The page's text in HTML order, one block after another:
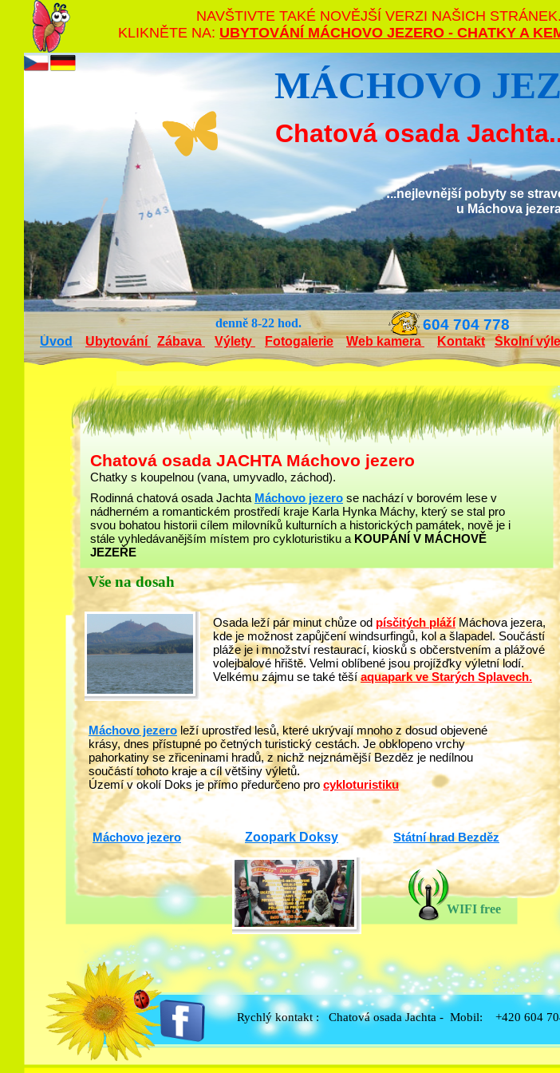
NAVŠTIVTE TAKÉ NOVĚJŠÍ VERZI NAŠICH STRÁNEK.
KLIKNĚTE NA: UBYTOVÁNÍ MÁCHOVO JEZERO - CHATKY A
Osada leží pár minut chůze od písčitých plážíMáchova jezera,
kde je možnost zapůjčení windsurfingů, kol a šlapadel. Součástí
pláže je i množství restaurací, kiosků s občerstvením a plážové
volejbalové hřiště. Velmi oblíbené jsou projížďky výletní lodí.
Velkému zájmu se také těší aquapark ve Starých Splavech.
Vše na dosah
Máchovo jezero leží uprostřed lesů, které ukrývají mnoho z dosud objevené
krásy, dnes přístupné po četných turistický cestách. Je obklopeno vrchy
pahorkatiny se zřiceninami hradů, z nichž nejznámější Bezděz je nedílnou
součástí tohoto kraje a cíl většiny výletů.
Území v okolí Doks je přímo předurčeno pro cykloturistiku
Státní hrad Bezděz
Máchovo jezero
Rychlý kontakt : Chatová osada Jachta - Mobil: +420 604
WIFI free
Chatová osada
Úvod Ubytování Zábava Výlety Fotogalerie Web kamera Kontakt Školní
denně 8-22 hod. 604 704 778
MÁCHOVO
Chatová osada JACHTA Máchovo jezero
Chatky s koupelnou (vana, umyvadlo, záchod).
Rodinná chatová osada Jachta Máchovo jezero se nachází v borovém lese v
nádherném a romantickém prostředí kraje Karla Hynka Máchy, který se stal pro
svou bohatou historii cílem milovníků kulturních a historických památek, nově je i
stále vyhledávanějším místem pro cykloturistiku a KOUPÁNÍ V MÁCHOVĚ
JEZEŘE
...nejlevnější pobyty se
u Máchova
Zoopark Doksy